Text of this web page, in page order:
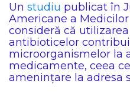
Un studiu publicat în
Americane a
consideră că
antibioticelor
microorganismelor la
medicamente, ceea
amenințare la adresa